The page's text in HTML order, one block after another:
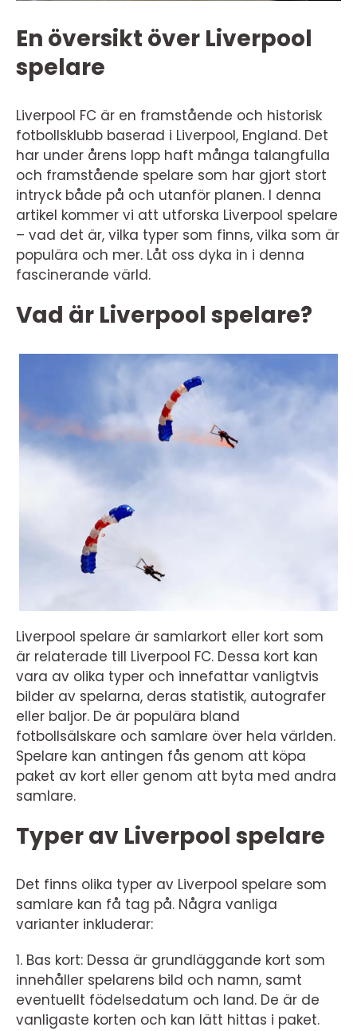
En översikt över Liverpool
spelare
Liverpool FC är en framstående och historisk
fotbollsklubb baserad i Liverpool, England. Det
har under årens lopp haft många talangfulla
och framstående spelare som har gjort stort
intryck både på och utanför planen. I denna
artikel kommer vi att utforska Liverpool spelare
– vad det är, vilka typer som finns, vilka som är
populära och mer. Låt oss dyka in i denna
fascinerande värld.
Vad är Liverpool spelare?
Liverpool spelare är samlarkort eller kort som
är relaterade till Liverpool FC. Dessa kort kan
vara av olika typer och innefattar vanligtvis
bilder av spelarna, deras statistik, autografer
eller baljor. De är populära bland
fotbollsälskare och samlare över hela världen.
Spelare kan antingen fås genom att köpa
paket av kort eller genom att byta med andra
samlare.
Typer av Liverpool spelare
Det finns olika typer av Liverpool spelare som
samlare kan få tag på. Några vanliga
varianter inkluderar:
1. Bas kort: Dessa är grundläggande kort som
innehåller spelarens bild och namn, samt
eventuellt födelsedatum och land. De är de
vanligaste korten och kan lätt hittas i paket.